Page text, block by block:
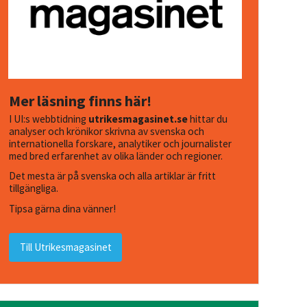
Mer läsning finns här!
I UI:s webbtidning utrikesmagasinet.sehittar du
analyser och krönikor skrivna av svenska och
internationella forskare, analytiker och journalister
med bred erfarenhet av olika länder och regioner.
Det mesta är på svenska och alla artiklar är fritt
tillgängliga.
Tipsa gärna dina vänner!
Till Utrikesmagasinet